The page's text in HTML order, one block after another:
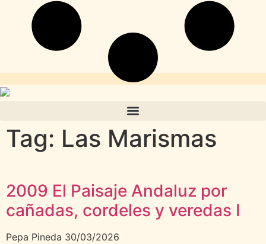
Tag: Las Marismas
2009 El Paisaje Andaluz por
cañadas, cordeles y veredas I
Pepa Pineda 30/03/2026